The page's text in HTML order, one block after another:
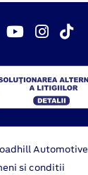
Automotive
si conditii